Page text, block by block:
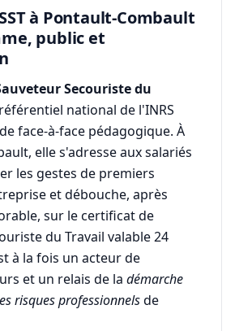
à Pontault-Combault
public et
Secouriste du
national de l'INRS
face-à-face pédagogique. À
elle s'adresse aux salariés
les gestes de premiers
et débouche, après
sur le certificat de
du Travail valable 24
à la fois un acteur de
et un relais de la démarche
risques professionnelsde